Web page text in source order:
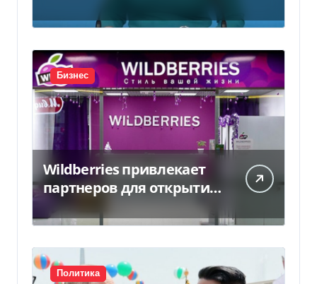
Бизнес
Wildberries привлекает
партнеров для открытия
хабов после ударов по
слогам
Политика